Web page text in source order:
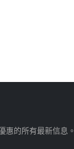
惠的所有最新信息。